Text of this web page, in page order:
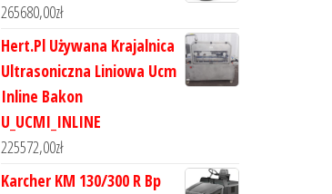
265680,00zł
Hert.Pl Używana Krajalnica
Ultrasoniczna Liniowa Ucm
Inline Bakon
U_UCMI_INLINE
225572,00zł
Karcher KM 130/300 R Bp